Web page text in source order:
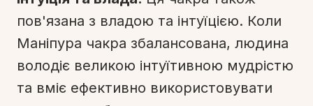
пов'язана з владою та інтуїцією. Коли
Маніпура чакра збалансована, людина
володіє великою інтуїтивною мудрістю
та вміє ефективно використовувати